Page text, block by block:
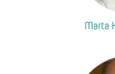
Marta